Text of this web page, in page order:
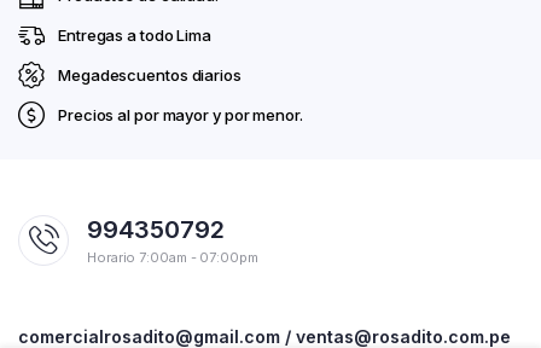
Entregas a todo Lima
Megadescuentos diarios
Precios al por mayor y por menor.
994350792
Horario 7:00am - 07:00pm
comercialrosadito@gmail.com / ventas@rosadito.com.pe